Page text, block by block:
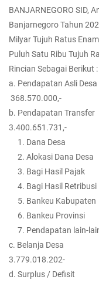
BANJARNEGORO SID,
Banjarnegoro Tahun
Milyar Tujuh Ratus
Puluh Satu Ribu Tujuh
Rincian Sebagai Berikut :
a.
368.570.000,-
b.
3.400.651.731,-
1. Dana
2. Alokasi
3. Bagi Hasil
4. Bagi Hasil
5. Bankeu
6. Bankeu
7. Pendapatan
c.
3.779.018.202-
d.